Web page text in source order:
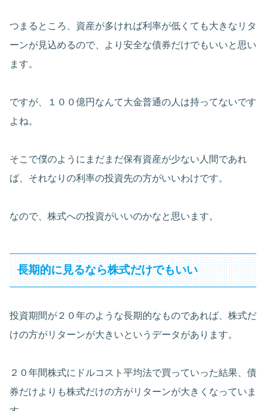
つまるところ、資産が多ければ利率が低くても大きなリタ
ーンが見込めるので、より安全な債券だけでもいいと思い
ます。
ですが、１００億円なんて大金普通の人は持ってないです
よね。
そこで僕のようにまだまだ保有資産が少ない人間であれ
ば、それなりの利率の投資先の方がいいわけです。
なので、株式への投資がいいのかなと思います。
長期的に見るなら株式だけでもいい
投資期間が２０年のような長期的なものであれば、株式だ
けの方がリターンが大きいというデータがあります。
２０年間株式にドルコスト平均法で買っていった結果、債
券だけよりも株式だけの方がリターンが大きくなっていま